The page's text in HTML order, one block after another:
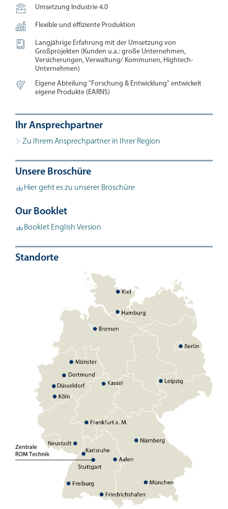
 Umsetzung Industrie 4.0
 Flexible und effiziente Produktion

Langjährige Erfahrung mit der Umsetzung von
Großprojekten (Kunden u.a.: große Unternehmen,
Versicherungen, Verwaltung/ Kommunen, Hightech-
Unternehmen)

Eigene Abteilung "Forschung & Entwicklung" entwickelt
eigene Produkte (EARNS)
Ihr Ansprechpartner
Zu Ihrem Ansprechpartner in Ihrer Region
Unsere Broschüre
Hier geht es zu unserer Broschüre
Our Booklet
Booklet English Version
Standorte